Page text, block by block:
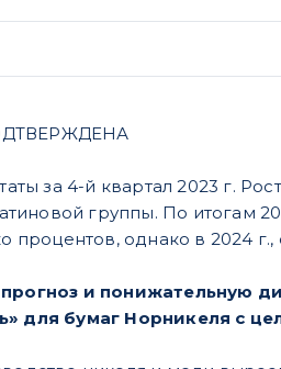
за 4-й квартал 2023 г.
группы. По итогам
однако в 2024
и понижательную
для бумаг Норникеля с